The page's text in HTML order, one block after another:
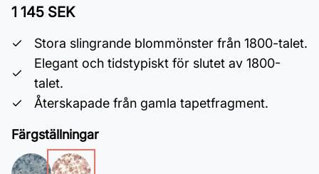
1 145 SEK
Stora slingrande blommönster från 1800-talet.
Elegant och tidstypiskt för slutet av 1800-
talet.
Återskapade från gamla tapetfragment.
Färgställningar